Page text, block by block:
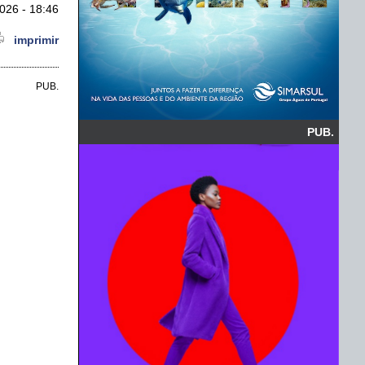
- 18:46
imprimir
PUB.
PUB.